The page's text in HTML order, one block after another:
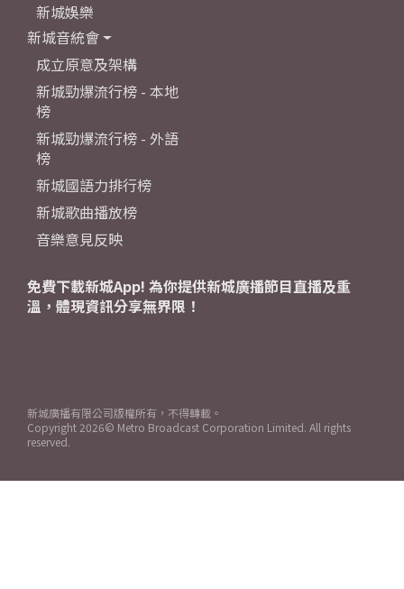
新城娛樂
新城音統會
成立原意及架構
新城勁爆流行榜 - 本地
榜
新城勁爆流行榜 - 外語
榜
新城國語力排行榜
新城歌曲播放榜
音樂意見反映
免費下載新城App! 為你提供新城廣播節目直播及重
溫，體現資訊分享無界限！
新城廣播有限公司版權所有，不得轉載。
Copyright 2026© Metro Broadcast Corporation Limited. All rights
reserved.